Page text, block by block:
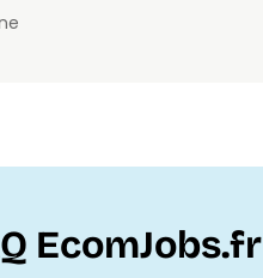
EcomJobs.fr